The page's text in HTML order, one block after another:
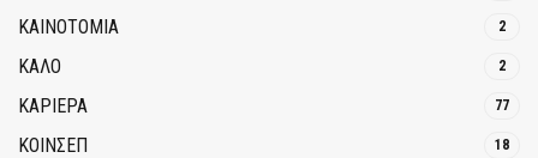
ΚΑΙΝΟΤΟΜΊΑ 2
ΚΑΛΟ 2
ΚΑΡΙΕΡΑ 77
ΚΟΙΝΣΕΠ 18